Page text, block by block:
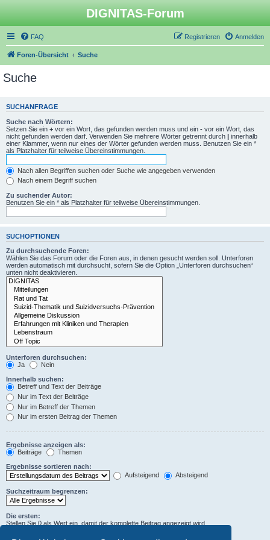
DIGNITAS-Forum
FAQ Anmelden
Registrieren
Foren-Übersicht Suche
Suche
SUCHANFRAGE
Suche nach Wörtern:
Setzen Sie ein + vor ein Wort, das gefunden werden muss und ein - vor ein Wort, das
nicht gefunden werden darf. Verwenden Sie mehrere Wörter getrennt durch | innerhalb
einer Klammer, wenn nur eines der Wörter gefunden werden muss. Benutzen Sie ein *
als Platzhalter für teilweise Übereinstimmungen.
Nach allen Begriffen suchen oder Suche wie angegeben verwenden
Nach einem Begriff suchen
Zu suchender Autor:
Benutzen Sie ein * als Platzhalter für teilweise Übereinstimmungen.
SUCHOPTIONEN
Zu durchsuchende Foren:
Wählen Sie das Forum oder die Foren aus, in denen gesucht werden soll. Unterforen
werden automatisch mit durchsucht, sofern Sie die Option „Unterforen durchsuchen“
unten nicht deaktivieren.
Unterforen durchsuchen:
Ja
Nein
Innerhalb suchen:
Betreff und Text der Beiträge
Nur im Text der Beiträge
Nur im Betreff der Themen
Nur im ersten Beitrag der Themen
Ergebnisse anzeigen als:
Beiträge
Themen
Ergebnisse sortieren nach:
Aufsteigend
Absteigend
Suchzeitraum begrenzen:
Die ersten:
Stellen Sie 0 als Wert ein, damit der komplette Beitrag angezeigt wird.